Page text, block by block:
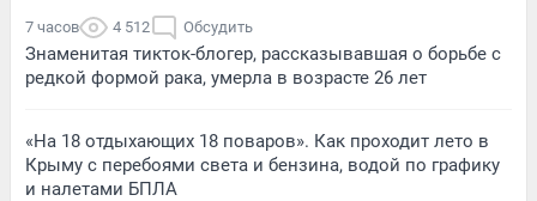
7 часов 4 512 Обсудить
Знаменитая тикток-блогер, рассказывавшая о борьбе с
редкой формой рака, умерла в возрасте 26 лет
«На 18 отдыхающих 18 поваров». Как проходит лето в
Крыму с перебоями света и бензина, водой по графику
и налетами БПЛА